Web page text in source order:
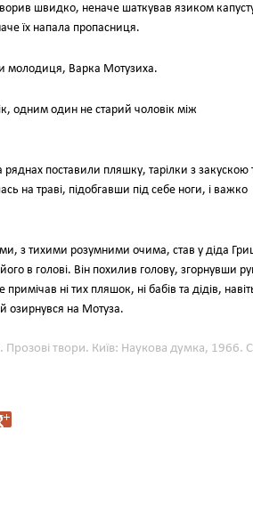
швидко, неначе шаткував язиком
їх напала пропасниця.
молодиця, Варка Мотузиха.
одним один не старий чоловік між
поставили пляшку, тарілки з закускою
на траві, підобгавши під себе ноги, і важко
з тихими розумними очима, став у діда
в голові. Він похилив голову, згорнувши
ні тих пляшок, ні бабів та дідів,
озирнувся на Мотуза.
твори. Київ: Наукова думка, 1966.